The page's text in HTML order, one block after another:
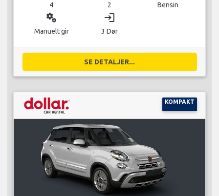
4 2 Bensin
miscellaneous_services
Manuelt gir
login
3 Dør
SE DETALJER...
KOMPAKT